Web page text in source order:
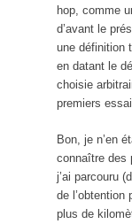
hop, comme
d’avant le
une définition
en datant le
choisie
premiers
Bon, je n’en
connaître des
j’ai parcouru
de l’obtention
plus de